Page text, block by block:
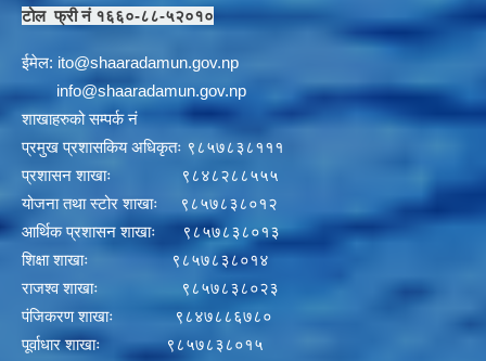
टोल फ्री नं १६६०-८८-५२०१०
ईमेल: ito@shaaradamun.gov.np
info@shaaradamun.gov.np
शाखाहरुको सम्पर्क नं
प्रमुख प्रशासकिय अधिकृतः ९८५७८३८१११
प्रशासन शाखाः ९८४८२८८५५५
योजना तथा स्टोर शाखाः ९८५७८३८०१२
आर्थिक प्रशासन शाखाः ९८५७८३८०१३
शिक्षा शाखाः ९८५७८३८०१४
राजश्व शाखाः ९८५७८३८०२३
पंजिकरण शाखाः ९८४७८८६७८०
पूर्वाधार शाखाः ९८५७८३८०१५